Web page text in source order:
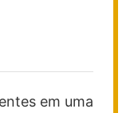
em uma